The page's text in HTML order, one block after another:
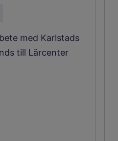
med Karlstads
till Lärcenter